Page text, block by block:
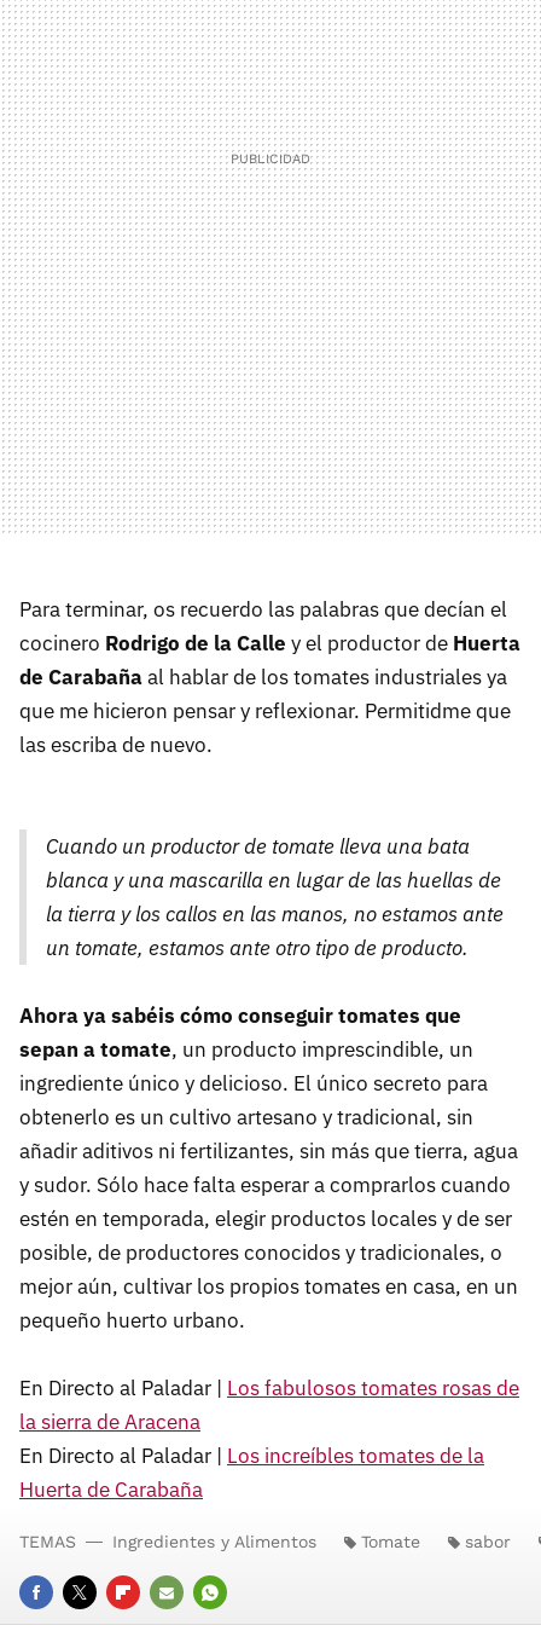
Para terminar, os recuerdo las palabras que decían el
cocinero Rodrigo de la Calle y el productor de Huerta
de Carabañaal hablar de los tomates industriales ya
que me hicieron pensar y reflexionar. Permitidme que
las escriba de nuevo.
Cuando un productor de tomate lleva una bata
blanca y una mascarilla en lugar de las huellas de
la tierra y los callos en las manos, no estamos ante
un tomate, estamos ante otro tipo de producto.
Ahora ya sabéis cómo conseguir tomates que
sepan a tomate, un producto imprescindible, un
ingrediente único y delicioso. El único secreto para
obtenerlo es un cultivo artesano y tradicional, sin
añadir aditivos ni fertilizantes, sin más que tierra, agua
y sudor. Sólo hace falta esperar a comprarlos cuando
estén en temporada, elegir productos locales y de ser
posible, de productores conocidos y tradicionales, o
mejor aún, cultivar los propios tomates en casa, en un
pequeño huerto urbano.
En Directo al Paladar | Los fabulosos tomates rosas de
la sierra de Aracena
En Directo al Paladar | Los increíbles tomates de la
Huerta de Carabaña
TEMAS Ingredientes y Alimentos Tomate sabor